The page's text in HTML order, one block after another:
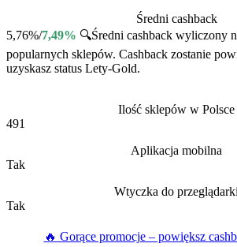
Średni cashback
5,76%/7,49% 🔍Średni cashback wyliczony
popularnych sklepów. Cashback zostanie
uzyskasz status Lety-Gold.
Ilość sklepów w Polsce
491
Aplikacja mobilna
Tak
Wtyczka do przeglądarki
Tak
🔥 Gorące promocje – powiększ